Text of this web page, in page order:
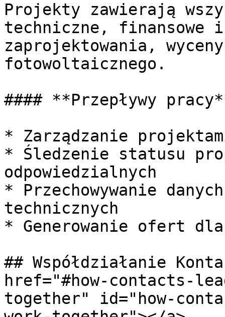
Projekty zawierają
techniczne, finansowe
zaprojektowania,
fotowoltaicznego.
#### **Przepływy
* Zarządzanie
* Śledzenie statusu
odpowiedzialnych
* Przechowywanie
technicznych
* Generowanie ofert
## Współdziałanie
href="#how-contacts-
together" id="how-